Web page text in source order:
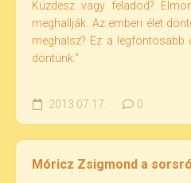
Küzdesz vagy feladod?
meghallják. Az emberi élet
meghalsz? Ez a legfontosabb
döntünk."
2013.07.17. 0
Móricz Zsigmond a